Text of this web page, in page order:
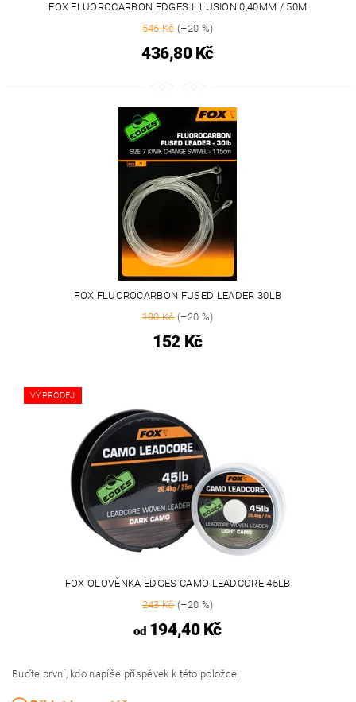
FOX FLUOROCARBON EDGES ILLUSION 0,40MM / 50M
546 Kč(–20 %)
436,80 Kč
FOX FLUOROCARBON FUSED LEADER 30LB
190 Kč(–20 %)
152 Kč
VÝPRODEJ
FOX OLOVĚNKA EDGES CAMO LEADCORE 45LB
243 Kč(–20 %)
od194,40 Kč
Buďte první, kdo napíše příspěvek k této položce.